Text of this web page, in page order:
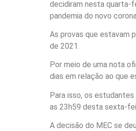
decidiram nesta quarta-
pandemia do novo
As provas que estavam
de 2021.
Por meio de uma nota
dias em relação ao que
Para isso, os
as 23h59 desta sexta-
A decisão do MEC se